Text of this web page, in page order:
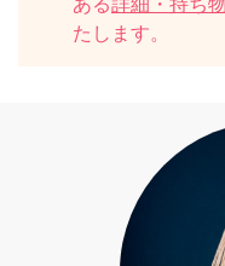
たします。